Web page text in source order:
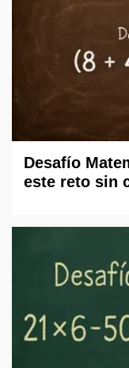
Desafío
este reto sin